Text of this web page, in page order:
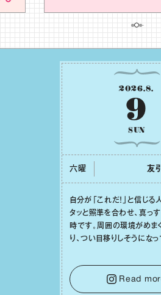
2026.8.
9
SUN
六曜 友引
⾃分が「これだ！」と信じる
タッと照準を合わせ、真っ
時です。周囲の環境がめま
り、つい⽬移りしそうにな
をそっと⼿放し、⽬の前の
しょう。そのブレない決意が
って有意義で安定した成果
Read